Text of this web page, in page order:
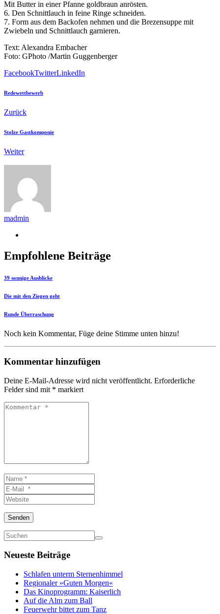
Mit Butter in einer Pfanne goldbraun anrösten.
6. Den Schnittlauch in feine Ringe schneiden.
7. Form aus dem Backofen nehmen und die Brezensuppe mit
Zwiebeln und Schnittlauch garnieren.
Text: Alexandra Embacher
Foto: GPhoto /Martin Guggenberger
FacebookTwitterLinkedIn
Redewettbewerb
Zurück
Stolze Gastkomponie
Weiter
madmin
Empfohlene Beiträge
39 sonnige Ausblicke
Die mit den Ziegen geht
Runde Überraschung
Noch kein Kommentar, Füge deine Stimme unten hinzu!
Kommentar hinzufügen
Deine E-Mail-Adresse wird nicht veröffentlicht. Erforderliche
Felder sind mit * markiert
Kommentar
Name
*E-
Mail
*
Website
Senden
Neueste Beiträge
Schlafen unterm Sternenhimmel
Regionaler »Guten Morgen«
Das Kinoprogramm: Kaiserlich
Auf die Alm zum Ball
Feuerwehr bittet zum Tanz